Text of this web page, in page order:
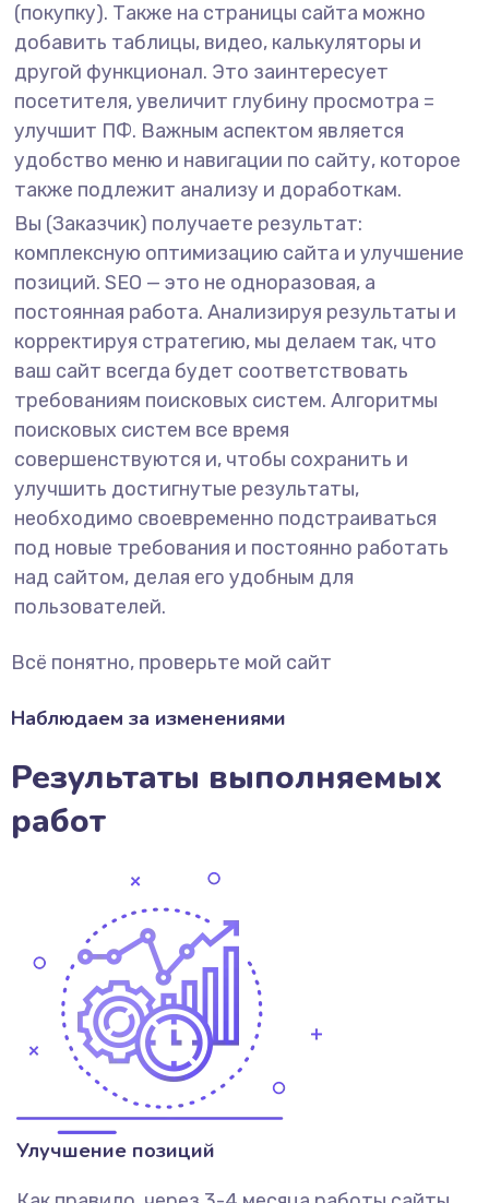
(покупку). Также на страницы сайта можно
добавить таблицы, видео, калькуляторы и
другой функционал. Это заинтересует
посетителя, увеличит глубину просмотра =
улучшит ПФ. Важным аспектом является
удобство меню и навигации по сайту, которое
также подлежит анализу и доработкам.
Вы (Заказчик) получаете результат:
комплексную оптимизацию сайта и улучшение
позиций. SEO — это не одноразовая, а
постоянная работа. Анализируя результаты и
корректируя стратегию, мы делаем так, что
ваш сайт всегда будет соответствовать
требованиям поисковых систем. Алгоритмы
поисковых систем все время
совершенствуются и, чтобы сохранить и
улучшить достигнутые результаты,
необходимо своевременно подстраиваться
под новые требования и постоянно работать
над сайтом, делая его удобным для
пользователей.
Всё понятно, проверьте мой сайт
Наблюдаем за изменениями
Результаты выполняемых
работ
Улучшение позиций